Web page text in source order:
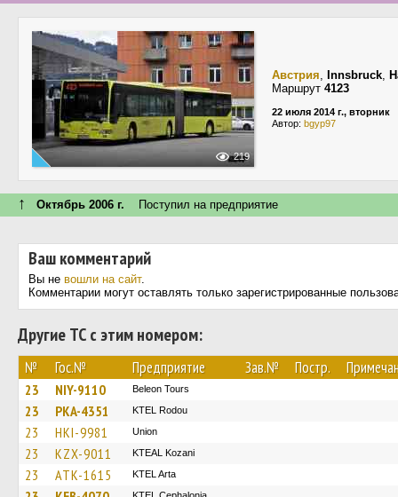
219
Австрия, Innsbruck,
Маршрут 4123
22 июля 2014 г., вторник
Автор: bgyp97
↑ Октябрь 2006 г. Поступил на предприятие
Ваш комментарий
Вы не вошли на сайт.
Комментарии могут оставлять только зарегистрированные
Другие ТС с этим номером:
№ Гос.№ Предприятие Зав.№ Постр.
23 NIY-9110 Beleon Tours
23 PKA-4351 ΚΤΕL Rodou
23 HKI-9981 Union
23 KZX-9011 KTEAL Kozani
23 ATK-1615 KTEL Arta